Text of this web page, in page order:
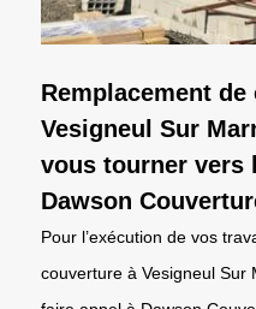
Remplacement
Vesigneul Sur
vous tourner vers
Dawson
Pour l’exécution de vos
couverture à Vesigneul Sur